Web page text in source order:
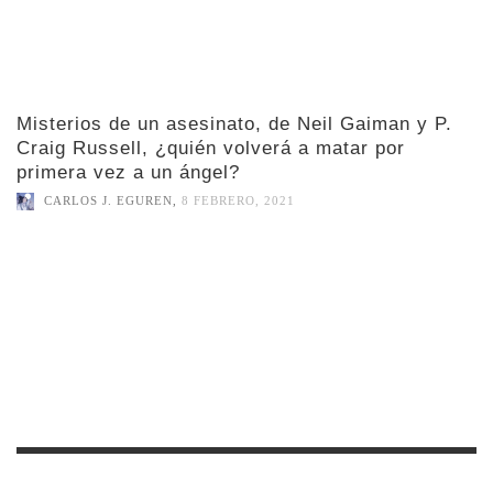
Misterios de un asesinato, de Neil Gaiman y P.
Craig Russell, ¿quién volverá a matar por
primera vez a un ángel?
CARLOS J. EGUREN, 8 FEBRERO, 2021